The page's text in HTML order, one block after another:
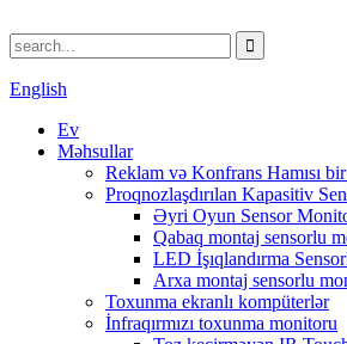
English
Ev
Məhsullar
Reklam və Konfrans Hamısı
Proqnozlaşdırılan Kapasitiv
Əyri Oyun Sensor
Qabaq montaj sensorlu
LED İşıqlandırma
Arxa montaj sensorlu
Toxunma ekranlı kompüterlər
İnfraqırmızı toxunma monitoru